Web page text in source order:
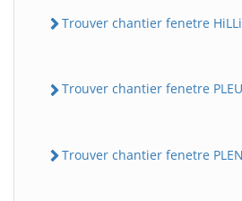
Trouver chantier fenetre
Trouver chantier fenetre
Trouver chantier fenetre